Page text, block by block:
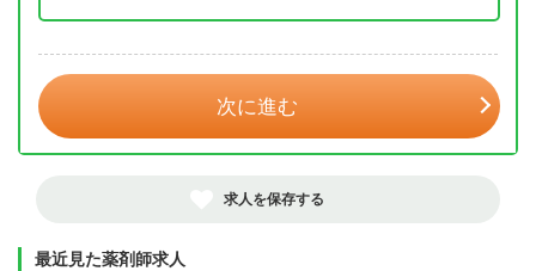
次に進む
求人を保存する
最近見た薬剤師求人